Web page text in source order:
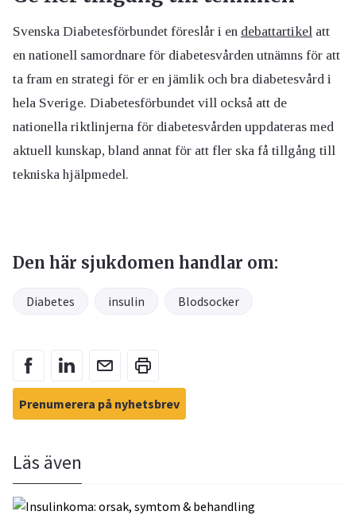
Svenska Diabetesförbundet föreslår i en debattartikel att
en nationell samordnare för diabetesvården utnämns för att
ta fram en strategi för er en jämlik och bra diabetesvård i
hela Sverige. Diabetesförbundet vill också att de
nationella riktlinjerna för diabetesvården uppdateras med
aktuell kunskap, bland annat för att fler ska få tillgång till
tekniska hjälpmedel.
Den här sjukdomen handlar om:
Diabetes insulin Blodsocker
Prenumerera på nyhetsbrev
Läs även